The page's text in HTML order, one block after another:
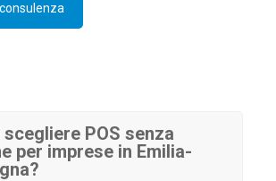
scegliere POS senza
per imprese in Emilia-